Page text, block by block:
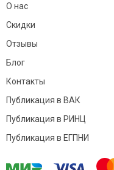
О нас
Скидки
Отзывы
Блог
Контакты
Публикация в ВАК
Публикация в РИНЦ
Публикация в ЕГПНИ